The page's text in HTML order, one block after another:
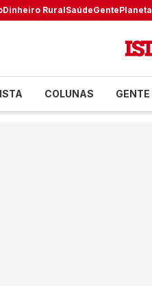
Dinheiro RuralSaúdeGentePlaneta
COLUNAS GENTE